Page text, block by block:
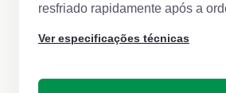
resfriado rapidamente após a
Ver especificações técnicas